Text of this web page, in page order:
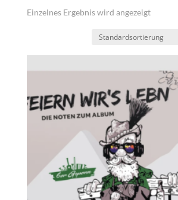
Einzelnes Ergebnis wird angezeigt